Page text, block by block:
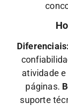
Diferenciais:
atividade
páginas.
suporte